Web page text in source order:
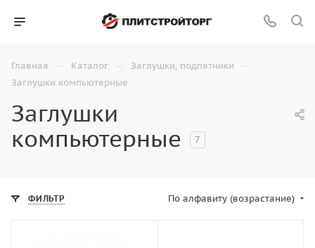
Главная — Каталог — Заглушки, подпятники —
Заглушки компьютерные
Заглушки
компьютерные
7
ФИЛЬТР По алфавиту (возрастание)